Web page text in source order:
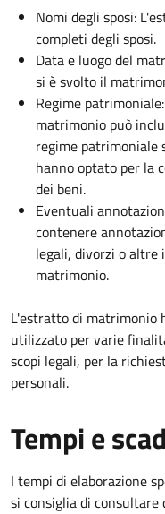
Nomi degli sposi:
completi degli sposi.
Data e luogo del
si è svolto il
Regime
matrimonio può
regime patrimoniale
hanno optato per la
dei beni.
Eventuali
contenere
legali, divorzi o
matrimonio.
L'estratto di matrimonio
utilizzato per varie
scopi legali, per la
personali.
Tempi e
I tempi di elaborazione
si consiglia di